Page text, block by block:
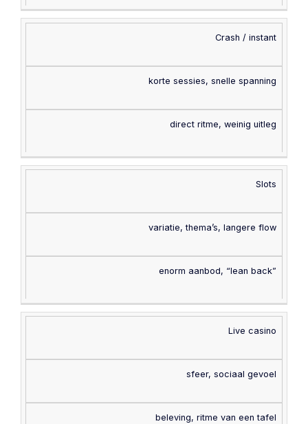
Crash / instant
korte sessies, snelle spanning
direct ritme, weinig uitleg
Slots
variatie, thema’s, langere flow
enorm aanbod, “lean back”
Live casino
sfeer, sociaal gevoel
beleving, ritme van een tafel